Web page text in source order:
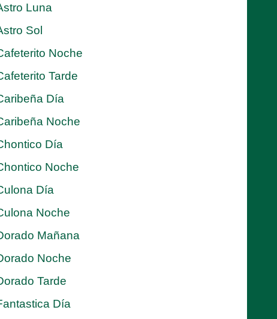
Luna
Sol
Noche
Tarde
Día
Noche
Día
Noche
Día
Noche
Mañana
Noche
Tarde
Día